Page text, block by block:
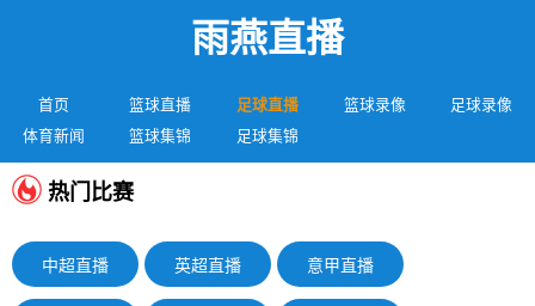
雨燕直播
首页 篮球直播 足球直播 篮球录像
足球录像
体育新闻
篮球集锦 足球集锦
热门比赛
中超直播 英超直播 意甲直播